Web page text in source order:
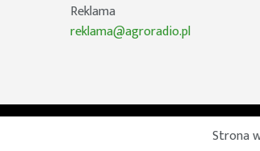
Reklama
reklama@agroradio.pl
©
Strona